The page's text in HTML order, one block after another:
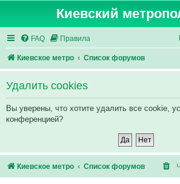
Киевский
FAQ Правила
Киевское метро Список форумов
Удалить cookies
Вы уверены, что хотите удалить все cookie,
конференцией?
Киевское метро Список форумов